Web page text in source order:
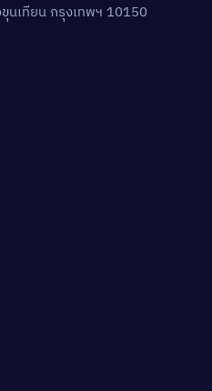
นเทียน กรุงเทพฯ 10150